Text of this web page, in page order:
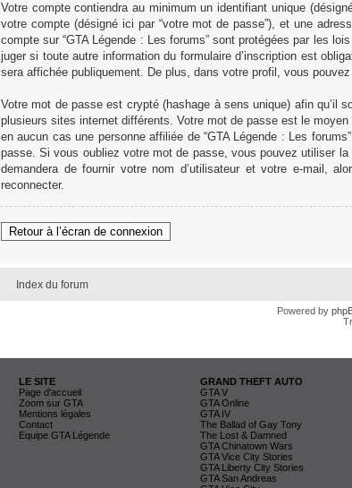
Votre compte contiendra au minimum un identifiant unique
votre compte (désigné ici par “votre mot de passe”), et une
compte sur “GTA Légende : Les forums” sont protégées par les
juger si toute autre information du formulaire d’inscription est
sera affichée publiquement. De plus, dans votre profil, vous
Votre mot de passe est crypté (hashage à sens unique) afin qu’il
plusieurs sites internet différents. Votre mot de passe est le
en aucun cas une personne affiliée de “GTA Légende : Les
passe. Si vous oubliez votre mot de passe, vous pouvez utiliser la
demandera de fournir votre nom d’utilisateur et votre e-mail,
reconnecter.
Retour à l’écran de connexion
Index du forum
Powered by
LE SITE
Page d'accueil
Zoom sur GTA
Mentions légales
Contact
Equipe GTA Légende
GRAND THEFT AUTO
GTA V
GTA Online
GTA IV
The Ballad of Gay Tony
The Lost & Damned
GTA Chinatown Wars
GTA Vice City Stories
GTA Liberty City Stories
GTA San Andreas